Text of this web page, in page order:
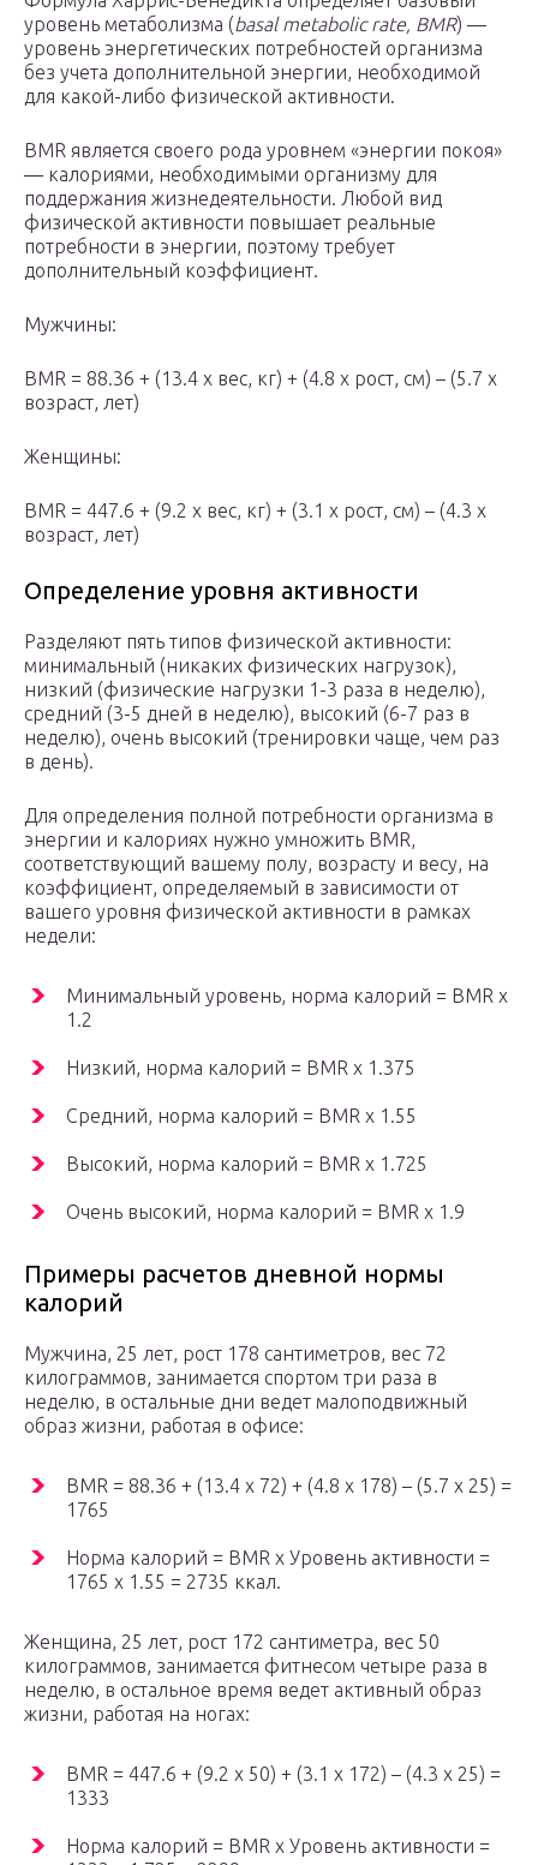
уровень метаболизма (basal metabolic rate, BMR) —
уровень энергетических потребностей организма
без учета дополнительной энергии, необходимой
для какой-либо физической активности.
BMR является своего рода уровнем «энергии покоя»
— калориями, необходимыми организму для
поддержания жизнедеятельности. Любой вид
физической активности повышает реальные
потребности в энергии, поэтому требует
дополнительный коэффициент.
Мужчины:
BMR = 88.36 + (13.4 x вес, кг) + (4.8 х рост, см) – (5.7 х
возраст, лет)
Женщины:
BMR = 447.6 + (9.2 x вес, кг) + (3.1 х рост, cм) – (4.3 х
возраст, лет)
Определение уровня активности
Разделяют пять типов физической активности:
минимальный (никаких физических нагрузок),
низкий (физические нагрузки 1-3 раза в неделю),
средний (3-5 дней в неделю), высокий (6-7 раз в
неделю), очень высокий (тренировки чаще, чем раз
в день).
Для определения полной потребности организма в
энергии и калориях нужно умножить BMR,
соответствующий вашему полу, возрасту и весу, на
коэффициент, определяемый в зависимости от
вашего уровня физической активности в рамках
недели:
Минимальный уровень, норма калорий = BMR x
1.2
Низкий, норма калорий = BMR x 1.375
Средний, норма калорий = BMR x 1.55
Высокий, норма калорий = BMR x 1.725
Очень высокий, норма калорий = BMR x 1.9
Примеры расчетов дневной нормы
калорий
Мужчина, 25 лет, рост 178 сантиметров, вес 72
килограммов, занимается спортом три раза в
неделю, в остальные дни ведет малоподвижный
образ жизни, работая в офисе:
BMR = 88.36 + (13.4 x 72) + (4.8 x 178) – (5.7 x 25) =
1765
Норма калорий = BMR x Уровень активности =
1765 х 1.55 = 2735 ккал.
Женщина, 25 лет, рост 172 сантиметра, вес 50
килограммов, занимается фитнесом четыре раза в
неделю, в остальное время ведет активный образ
жизни, работая на ногах:
BMR = 447.6 + (9.2 x 50) + (3.1 x 172) – (4.3 x 25) =
1333
Норма калорий = BMR x Уровень активности =